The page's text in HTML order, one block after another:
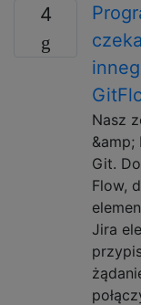
4
Nasz
&amp;
Git.
Flow,
Jira